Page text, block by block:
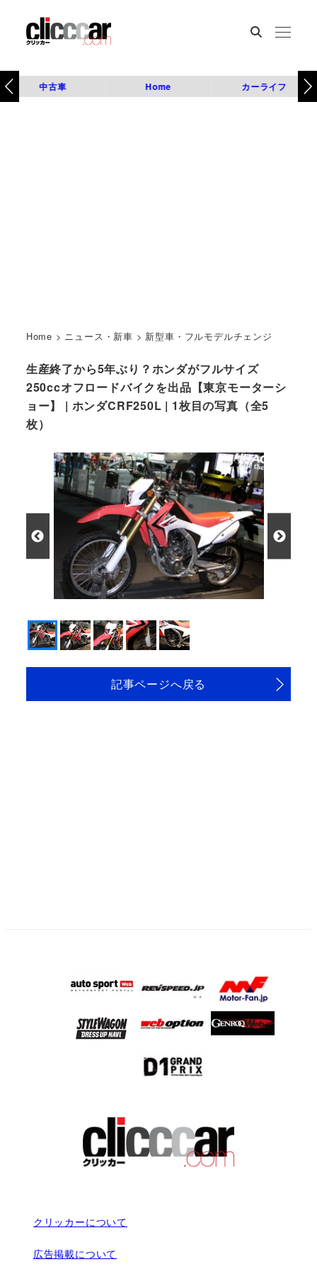
中古車 Home カーライフ
Home > ニュース・新車 > 新型車・フルモデルチェンジ
生産終了から5年ぶり？ホンダがフルサイズ
250ccオフロードバイクを出品【東京モーターシ
ョー】 | ホンダCRF250L | 1枚目の写真（全5
枚）
記事ページへ戻る
クリッカーについて
広告掲載について